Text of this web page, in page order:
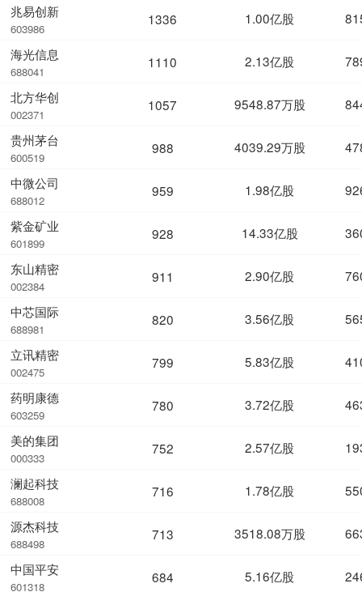
兆易创新
603986
海光信息
688041
北方华创
002371
贵州茅台
600519
中微公司
688012
紫金矿业
601899
东山精密
002384
中芯国际
688981
立讯精密
002475
药明康德
603259
美的集团
000333
澜起科技
688008
源杰科技
688498
中国平安
601318
1336 1.00亿股
1110 2.13亿股
1057 9548.87万股
988 4039.29万股
959 1.98亿股
928 14.33亿股
911 2.90亿股
820 3.56亿股
799 5.83亿股
780 3.72亿股
752 2.57亿股
716 1.78亿股
713 3518.08万股
684 5.16亿股